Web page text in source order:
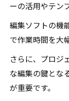
ーの活用やテン
編集ソフトの機
で作業時間を大
さらに、プロジ
な編集の鍵とな
が重要です。